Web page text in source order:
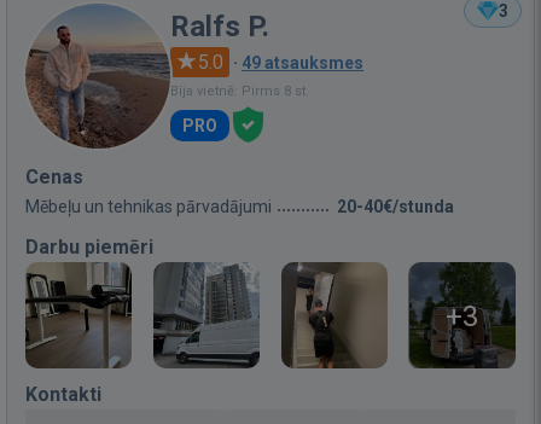
3
Ralfs P.
5.0 · 49 atsauksmes
Bija vietnē: Pirms 8 st.
PRO
Cenas
Mēbeļu un tehnikas pārvadājumi 20-40€/stunda
Darbu piemēri
+3
Kontakti